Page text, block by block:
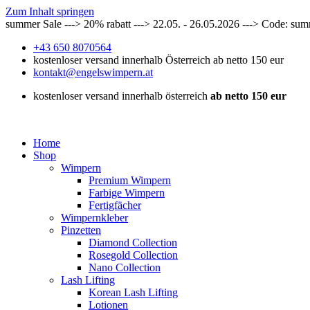
Zum Inhalt springen
summer Sale ---> 20% rabatt ---> 22.05. - 26.05.2026 ---> Code:
+43 650 8070564
kostenloser versand innerhalb Österreich ab netto 150 eur
kontakt@engelswimpern.at
kostenloser versand innerhalb österreich ab netto 150 eur
Home
Shop
Wimpern
Premium Wimpern
Farbige Wimpern
Fertigfächer
Wimpernkleber
Pinzetten
Diamond Collection
Rosegold Collection
Nano Collection
Lash Lifting
Korean Lash Lifting
Lotionen